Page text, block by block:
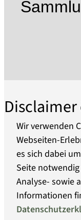
wurde.
auf vielfältige
zugänglich. Die
der nach 1945
Berlin und
der
Haus
Derzeit
Wir verwenden
Webseiten-
es sich dabei
Seite
Analyse- sowie
Informationen